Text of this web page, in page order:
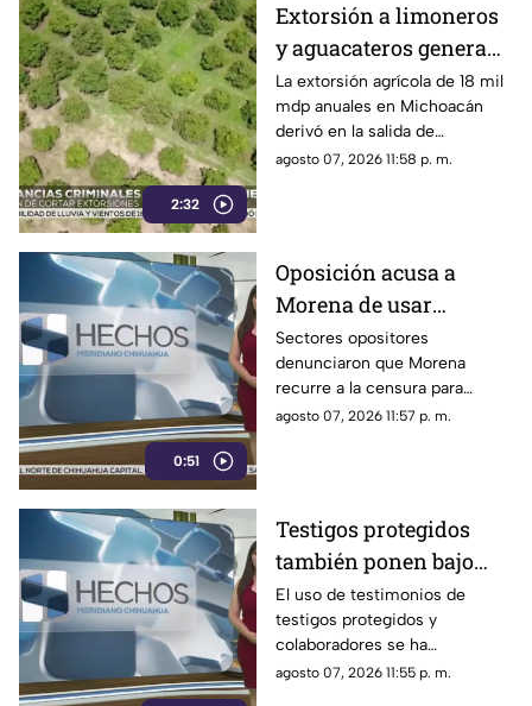
2:32
Extorsión a limoneros
y aguacateros genera
pérdidas de 18 mil mdp
en Michoacán
La extorsión agrícola de 18 mil
mdp anuales en Michoacán
derivó en la salida de
inspectores de EE. UU.,
agosto 07, 2026 11:58 p. m.
0:51
Oposición acusa a
Morena de usar
censura para ocultar
seńalamientos de
narcopolítica
Sectores opositores
denunciaron que Morena
recurre a la censura para
imponer su versión oficial y
agosto 07, 2026 11:57 p. m.
Testigos protegidos
también ponen bajo
presión a políticos en
México; detienen a
exgobernador señalado
por caso Ayotzinapa
El uso de testimonios de
testigos protegidos y
colaboradores se ha
convertido nuevamente en un
agosto 07, 2026 11:55 p. m.